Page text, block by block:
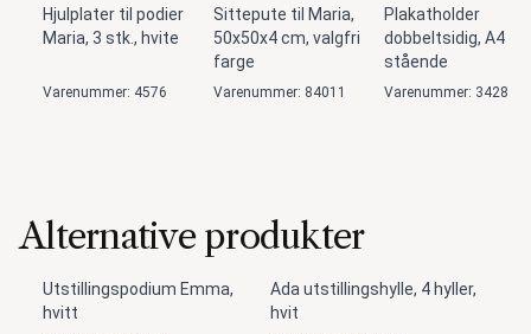
Hjulplater til podier
Maria, 3 stk., hvite
Varenummer: 4576
Sittepute til Maria,
50x50x4 cm, valgfri
farge
Varenummer: 84011
Plakatholder
dobbeltsidig, A4
stående
Varenummer: 3428
Alternative produkter
Utstillingspodium Emma,
hvitt
Ada utstillingshylle, 4 hyller,
hvit